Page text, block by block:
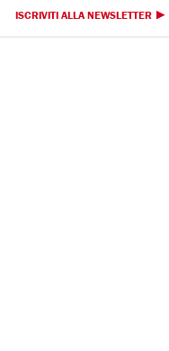
ISCRIVITI ALLA NEWSLETTER